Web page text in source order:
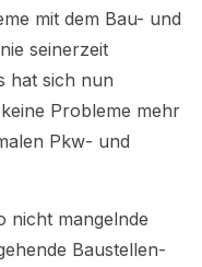
mit dem Bau- und
seinerzeit
hat sich nun
Probleme mehr
Pkw- und
nicht mangelnde
Baustellen-